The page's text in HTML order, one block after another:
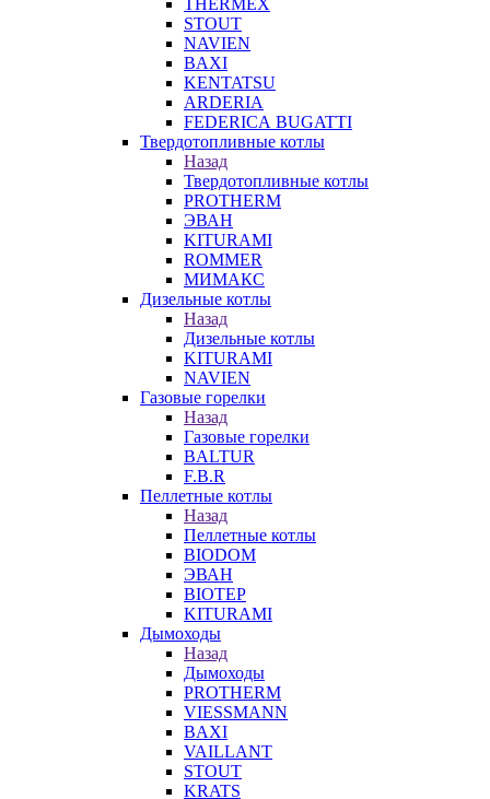
THERMEX
STOUT
NAVIEN
BAXI
KENTATSU
ARDERIA
FEDERICА BUGATTI
Твердотопливные котлы
Назад
Твердотопливные котлы
PROTHERM
ЭВАН
KITURAMI
ROMMER
МИМАКС
Дизельные котлы
Назад
Дизельные котлы
KITURAMI
NAVIEN
Газовые горелки
Назад
Газовые горелки
BALTUR
F.B.R
Пеллетные котлы
Назад
Пеллетные котлы
BIODOM
ЭВАН
BIOTEP
KITURAMI
Дымоходы
Назад
Дымоходы
PROTHERM
VIESSMANN
BAXI
VAILLANT
STOUT
KRATS